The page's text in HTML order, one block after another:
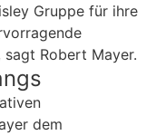
Gruppe für ihre
sagt Robert Mayer.
dem